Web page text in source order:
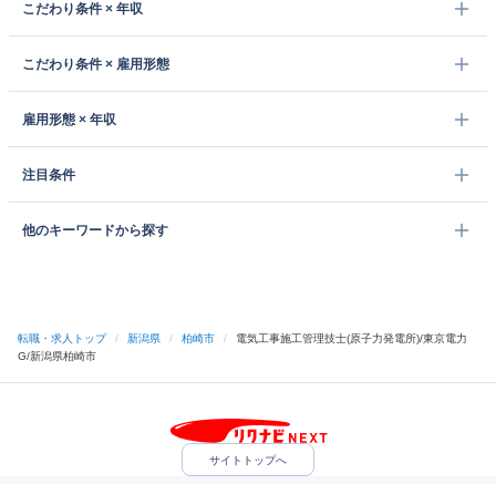
こだわり条件 × 年収
こだわり条件 × 雇用形態
雇用形態 × 年収
注目条件
他のキーワードから探す
転職・求人トップ / 新潟県 / 柏崎市 /
電気工事施工管理技士(原子力発電所)/東京電力
G/新潟県柏崎市
サイトトップへ